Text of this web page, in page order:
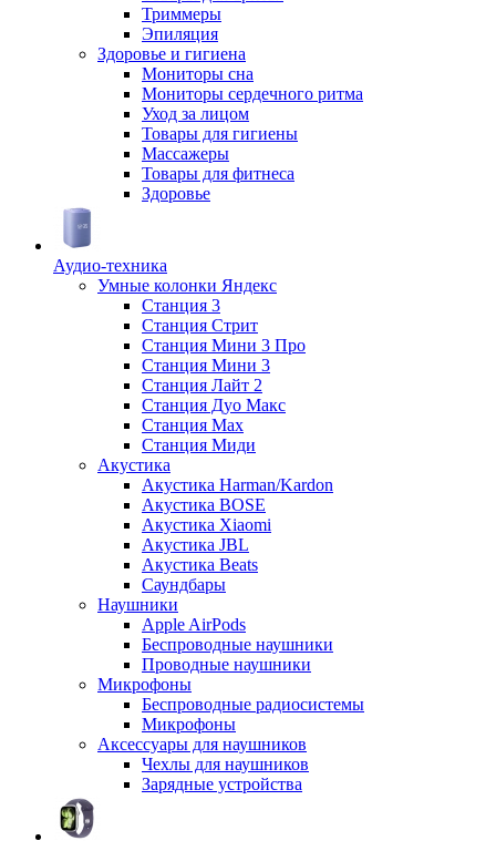
Триммеры
Эпиляция
Здоровье и гигиена
Мониторы сна
Мониторы сердечного ритма
Уход за лицом
Товары для гигиены
Массажеры
Товары для фитнеса
Здоровье
Аудио-техника
Умные колонки Яндекс
Станция 3
Станция Стрит
Станция Мини 3 Про
Станция Мини 3
Станция Лайт 2
Станция Дуо Макс
Станция Max
Станция Миди
Акустика
Акустика Harman/Kardon
Акустика BOSE
Акустика Xiaomi
Акустика JBL
Акустика Beats
Саундбары
Наушники
Apple AirPods
Беспроводные наушники
Проводные наушники
Микрофоны
Беспроводные радиосистемы
Микрофоны
Аксессуары для наушников
Чехлы для наушников
Зарядные устройства